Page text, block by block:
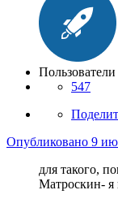
Пользователи
547
Опубликовано 9
для такого,
Матроскин- я